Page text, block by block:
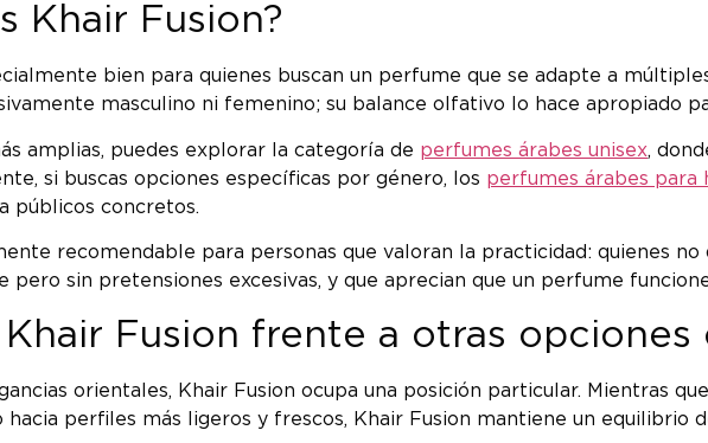
Khair Fusion?
bien para quienes buscan un perfume que se adapte a
masculino ni femenino; su balance olfativo lo hace apropiado
amplias, puedes explorar la categoría de perfumes árabes unisex,
si buscas opciones específicas por género, los perfumes árabes para
públicos concretos.
recomendable para personas que valoran la practicidad: quienes
pero sin pretensiones excesivas, y que aprecian que un perfume
Fusion frente a otras opciones
orientales, Khair Fusion ocupa una posición particular. Mientras
hacia perfiles más ligeros y frescos, Khair Fusion mantiene un equilibrio